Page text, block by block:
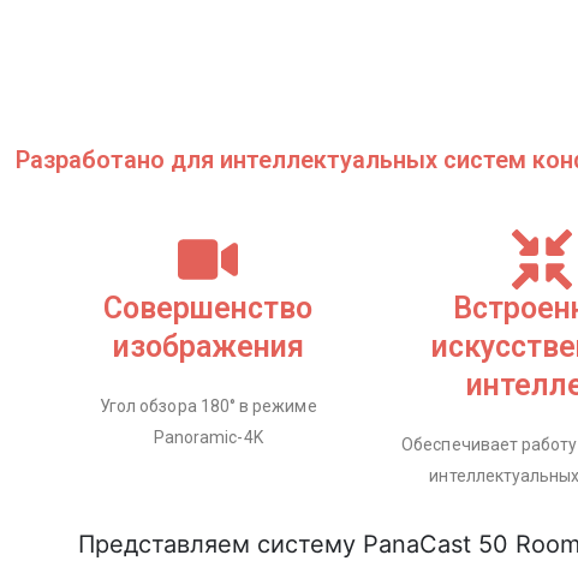
Разработано для интеллектуальных систем
Совершенство
изображения
Угол обзора 180° в режиме
Panoramic-4K
Обеспечивает
Представляем систему PanaCast 50